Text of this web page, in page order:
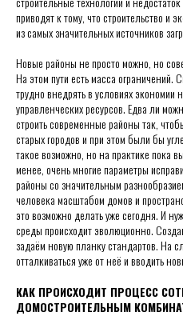
приводят к тому, что строительство и
из самых значительных источников
Новые районы не просто можно, но
На этом пути есть масса
трудно внедрять в условиях экономии
управленческих ресурсов. Едва ли
строить современные районы так,
старых городов и при этом были бы
такое возможно, но на практике пока
менее, очень многие параметры
районы со значительным
человека масштабом домов и
это возможно делать уже сегодня. И
среды происходит эволюционно.
задаём новую планку стандартов. На
отталкиваться уже от неё и вводить
КАК ПРОИСХОДИТ ПРОЦЕСС
ДОМОСТРОИТЕЛЬНЫМ